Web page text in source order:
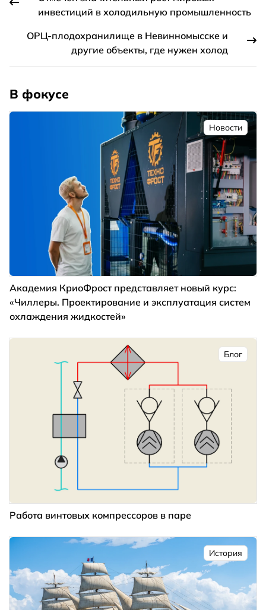
инвестиций в холодильную промышленность
ОРЦ-плодохранилище в Невинномысске и
другие объекты, где нужен холод
В фокусе
Новости
Академия КриоФрост представляет новый курс:
«Чиллеры. Проектирование и эксплуатация систем
охлаждения жидкостей»
Блог
Работа винтовых компрессоров в паре
История